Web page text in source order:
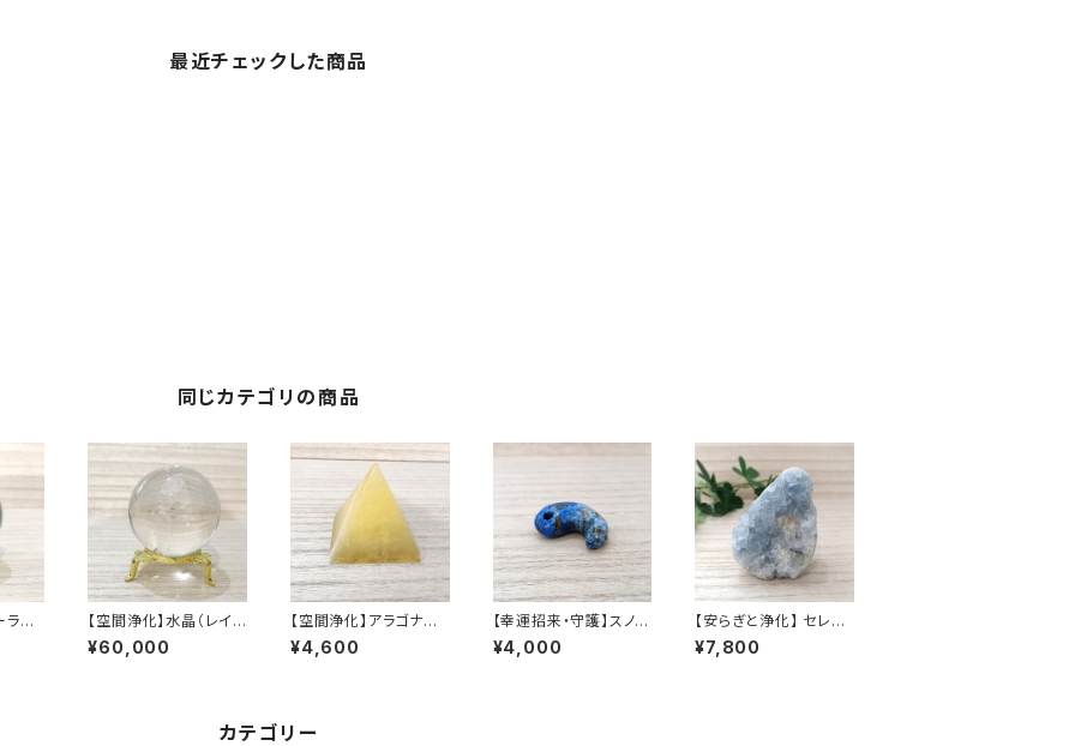
最近チェックした商品
同じカテゴリの商品
ライ
【空間浄化】水晶（レイン
ボー水晶） 丸玉 台座付
き 60mm
¥60,000
【空間浄化】アラゴナイト
ピラミッド
¥4,600
【幸運招来・守護】スノー
フレークラピスラズリ 勾
玉
¥4,000
【安らぎと浄化】 セレス
タイト（天青石）】穏やか
な空のような淡青色が
¥7,800
カテゴリー